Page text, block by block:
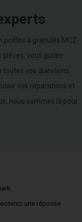
à granulés MCZ.
pièces, vous guider
vos questions.
vos réparations et
nous sommes là pour
une réponse